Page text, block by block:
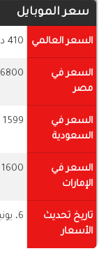
سعر الموبايل
السعر العالمي 410 دولار أمريكي
السعر في
مصر
6800 جنيه مصري
السعر في
السعودية
1599 ريال سعودي
السعر في
الإمارات
1600 درهم إماراتي
تاريخ تحديث
الأسعار
6، يونيو، 2020